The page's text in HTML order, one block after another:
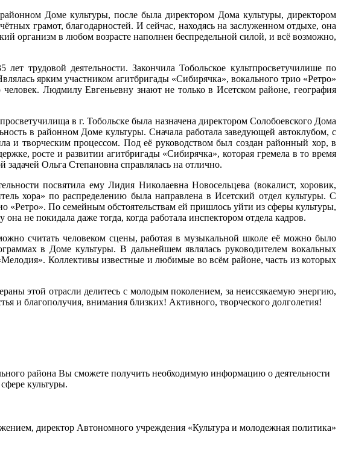
Доме культуры, после была директором Дома культуры, директором
грамот, благодарностей. И сейчас, находясь на заслуженном отдыхе, она
организм в любом возрасте наполнен беспредельной силой, и всё возможно,
трудовой деятельности. Закончила Тобольское культпросветучилише по
ярким участником агитбригады «Сибирячка», вокального трио «Ретро»
Людмилу Евгеньевну знают не только в Исетском районе, география
в г. Тобольске была назначена директором Солобоевского Дома
в районном Доме культуры. Сначала работала заведующей автоклубом, с
и творческим процессом. Под её руководством был создан районный хор, в
росте и развитии агитбригады «Сибирячка», которая гремела в то время
Ольга Степановна справлялась на отлично.
посвятила ему Лидия Николаевна Новосельцева (вокалист, хоровик,
хора» по распределению была направлена в Исетский отдел культуры. С
«Ретро». По семейным обстоятельствам ей пришлось уйти из сферы культуры,
не покидала даже тогда, когда работала инспектором отдела кадров.
считать человеком сцены, работая в музыкальной школе её можно было
в Доме культуры. В дальнейшем являлась руководителем вокальных
Коллективы известные и любимые во всём районе, часть из которых
этой отрасли делитесь с молодым поколением, за неиссякаемую энергию,
и благополучия, внимания близких! Активного, творческого долголетия!
района Вы сможете получить необходимую информацию о деятельности
культуры.
директор Автономного учреждения «Культура и молодежная политика»